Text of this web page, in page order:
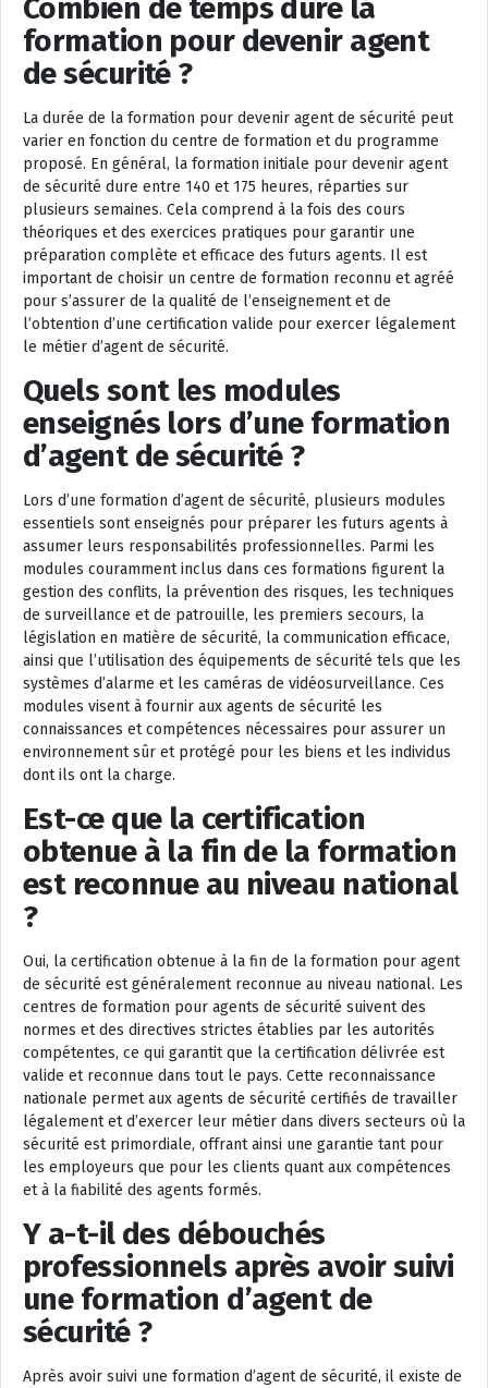
Combien de temps dure la
formation pour devenir agent
de sécurité ?
La durée de la formation pour devenir agent de sécurité peut
varier en fonction du centre de formation et du programme
proposé. En général, la formation initiale pour devenir agent
de sécurité dure entre 140 et 175 heures, réparties sur
plusieurs semaines. Cela comprend à la fois des cours
théoriques et des exercices pratiques pour garantir une
préparation complète et efficace des futurs agents. Il est
important de choisir un centre de formation reconnu et agréé
pour s’assurer de la qualité de l’enseignement et de
l’obtention d’une certification valide pour exercer légalement
le métier d’agent de sécurité.
Quels sont les modules
enseignés lors d’une formation
d’agent de sécurité ?
Lors d’une formation d’agent de sécurité, plusieurs modules
essentiels sont enseignés pour préparer les futurs agents à
assumer leurs responsabilités professionnelles. Parmi les
modules couramment inclus dans ces formations figurent la
gestion des conflits, la prévention des risques, les techniques
de surveillance et de patrouille, les premiers secours, la
législation en matière de sécurité, la communication efficace,
ainsi que l’utilisation des équipements de sécurité tels que les
systèmes d’alarme et les caméras de vidéosurveillance. Ces
modules visent à fournir aux agents de sécurité les
connaissances et compétences nécessaires pour assurer un
environnement sûr et protégé pour les biens et les individus
dont ils ont la charge.
Est-ce que la certification
obtenue à la fin de la formation
est reconnue au niveau national
?
Oui, la certification obtenue à la fin de la formation pour agent
de sécurité est généralement reconnue au niveau national. Les
centres de formation pour agents de sécurité suivent des
normes et des directives strictes établies par les autorités
compétentes, ce qui garantit que la certification délivrée est
valide et reconnue dans tout le pays. Cette reconnaissance
nationale permet aux agents de sécurité certifiés de travailler
légalement et d’exercer leur métier dans divers secteurs où la
sécurité est primordiale, offrant ainsi une garantie tant pour
les employeurs que pour les clients quant aux compétences
et à la fiabilité des agents formés.
Y a-t-il des débouchés
professionnels après avoir suivi
une formation d’agent de
sécurité ?
Après avoir suivi une formation d’agent de sécurité, il existe de